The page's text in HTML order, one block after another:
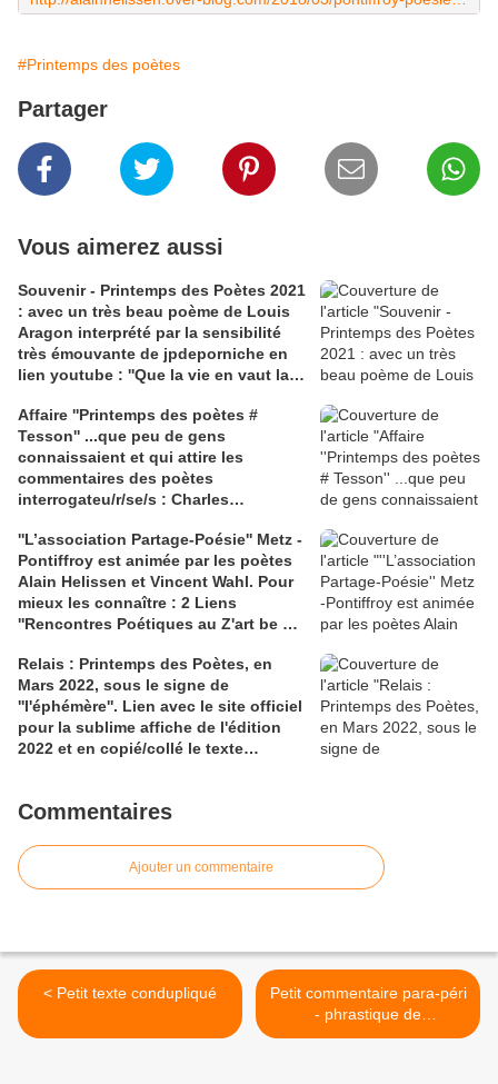
#Printemps des poètes
Partager
Vous aimerez aussi
Souvenir - Printemps des Poètes 2021
: avec un très beau poème de Louis
Aragon interprété par la sensibilité
très émouvante de jpdeporniche en
lien youtube : ''Que la vie en vaut la
Affaire ''Printemps des poètes #
Tesson'' ...que peu de gens
connaissaient et qui attire les
commentaires des poètes
interrogateu/r/se/s : Charles
Perrin | Carmen Diez Salvatierra |
Laurent Cauwet | Amandine André,
interrogateuifs . 2 Liens 1) lundi.am
''Feu sur le Printemps des poètes (
oublier Tesson )'' ; 2) Un mois plus tôt
''L’association Partage-Poésie'' Metz -
Pontiffroy est animée par les poètes
Alain Helissen et Vincent Wahl. Pour
mieux les connaître : 2 Liens
''Rencontres Poétiques au Z'art be de
Poésie ''Cairn'' pour un dialogue entre
Serge Martin et Alain Helissen
Relais : Printemps des Poètes, en
Mars 2022, sous le signe de
''l'éphémère''. Lien avec le site officiel
pour la sublime affiche de l'édition
2022 et en copié/collé le texte
Commentaires
Ajouter un commentaire
< Petit texte condupliqué
Petit commentaire para-péri
- phrastique de
''Découragement'' poème